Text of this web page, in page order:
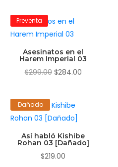
Preventa
Asesinatos en el
Harem Imperial 03
$299.00 El
era:
$299.00.
$284.00El
Dañado
Así habló Kishibe
Rohan 03 [Dañado]
$219.00